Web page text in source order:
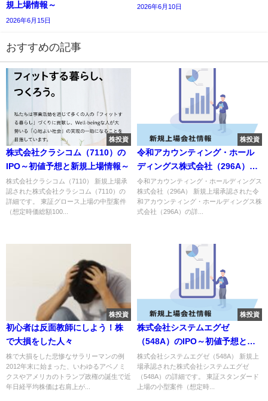
規上場情報～
2026年6月15日
2026年6月10日
おすすめの記事
株投資
株式会社クラシコム（7110）の
IPO～初値予想と新規上場情報～
株式会社クラシコム（7110） 新規上場承
認された株式会社クラシコム（7110）の
詳細です。 東証グロース上場の中型案件
（想定時価総額100...
株投資
令和アカウンティング・ホール
ディングス株式会社（296A）の
IPO～初値予想と新規上場情報～
令和アカウンティング・ホールディングス
株式会社（296A） 新規上場承認された令
和アカウンティング・ホールディングス株
式会社（296A）の詳...
株投資
初心者は反面教師にしよう！株
で大損をした人々
株で大損をした悲惨なサラリーマンの例
2012年末に始まった、いわゆるアベノミ
クスやアメリカのトランプ政権の誕生で近
年日経平均株価は右肩上が...
株投資
株式会社システムエグゼ
（548A）のIPO～初値予想と新
規上場情報～
株式会社システムエグゼ（548A） 新規上
場承認された株式会社システムエグゼ
（548A）の詳細です。 東証スタンダード
上場の小型案件（想定時...